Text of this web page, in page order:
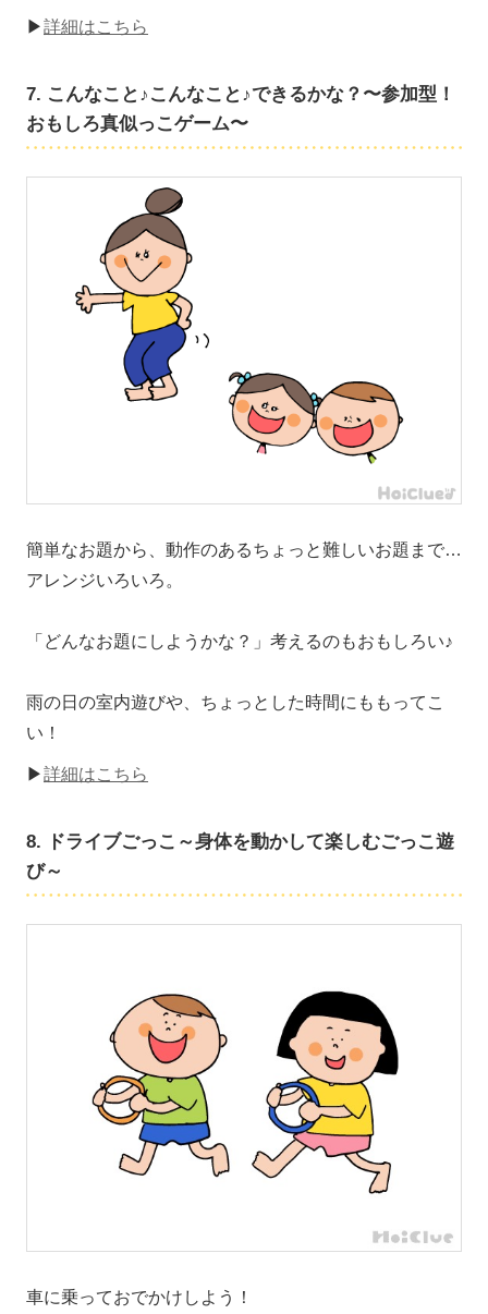
▶詳細はこちら
7. こんなこと♪こんなこと♪できるかな？〜参加型！
おもしろ真似っこゲーム〜
簡単なお題から、動作のあるちょっと難しいお題まで…
アレンジいろいろ。
「どんなお題にしようかな？」考えるのもおもしろい♪
雨の日の室内遊びや、ちょっとした時間にももってこ
い！
▶詳細はこちら
8. ドライブごっこ～身体を動かして楽しむごっこ遊
び～
車に乗っておでかけしよう！